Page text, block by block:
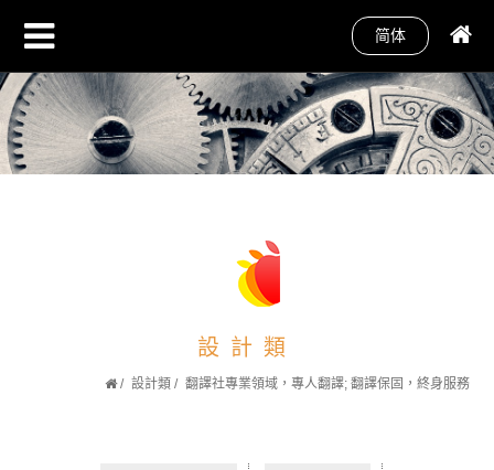
简体
設計類
設計類 翻譯社專業領域，專人翻譯; 翻譯保固，終身服務